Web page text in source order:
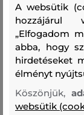
felső anyag
PAMUT
100 %
A websütik
hozzájárul
„Elfogadom
abba, hogy
hirdetéseket
élményt
Köszönjük,
websütik